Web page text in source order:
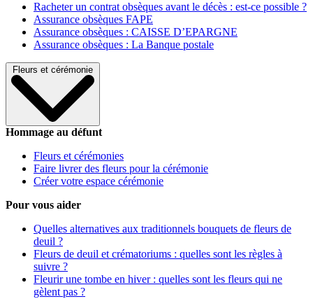
Racheter un contrat obsèques avant le décès : est-ce possible ?
Assurance obsèques FAPE
Assurance obsèques : CAISSE D’EPARGNE
Assurance obsèques : La Banque postale
Fleurs et cérémonie
Hommage au défunt
Fleurs et cérémonies
Faire livrer des fleurs pour la cérémonie
Créer votre espace cérémonie
Pour vous aider
Quelles alternatives aux traditionnels bouquets de fleurs de
deuil ?
Fleurs de deuil et crématoriums : quelles sont les règles à
suivre ?
Fleurir une tombe en hiver : quelles sont les fleurs qui ne
gèlent pas ?